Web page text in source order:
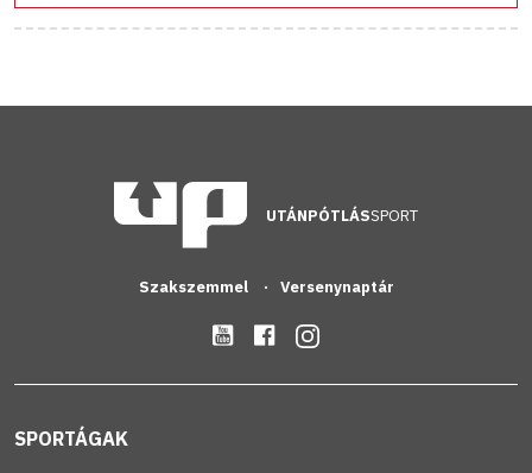
UTÁNPÓTLÁSSPORT
Szakszemmel Versenynaptár
SPORTÁGAK